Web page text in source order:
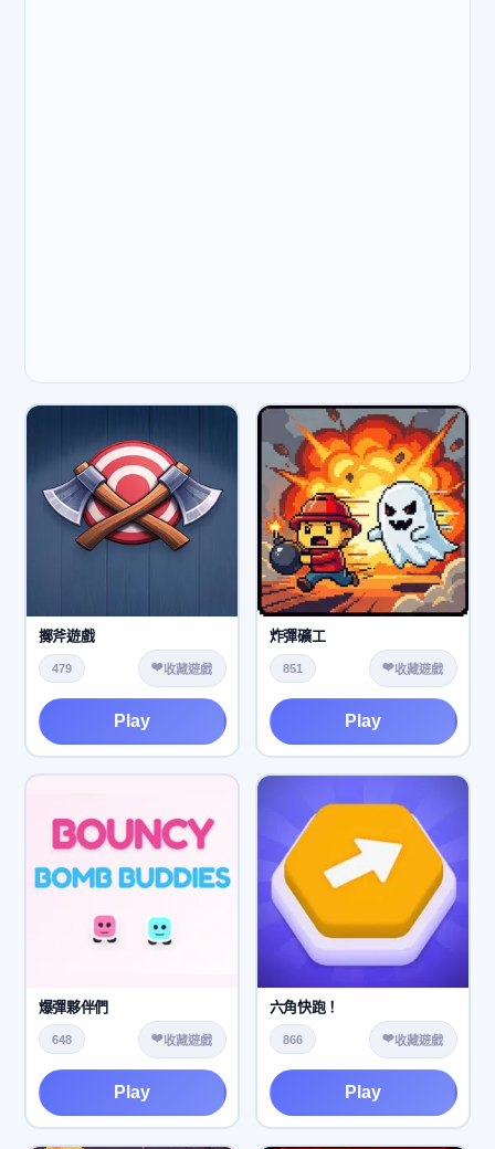
擲斧遊戲
479 ❤️收藏遊戲
Play
炸彈礦工
851 ❤️收藏遊戲
Play
爆彈夥伴們
648 ❤️收藏遊戲
Play
六角快跑！
866 ❤️收藏遊戲
Play